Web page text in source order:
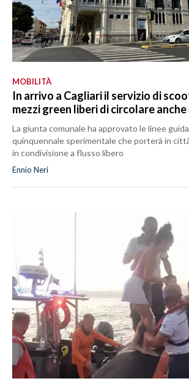
MOBILITÀ
In arrivo a Cagliari il servizio di
mezzi green liberi di circolare
La giunta comunale ha approvato le linee
quinquennale sperimentale che porterà in
in condivisione a flusso libero
Ennio Neri